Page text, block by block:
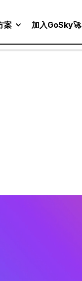
案 加入GoSky🚀